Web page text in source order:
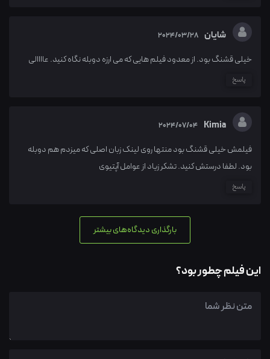
شایان 2024/03/28
خیلی قشنگ بود. از معدود فیلم هایی که می ارزه دوبله نگاه کنید. عاااالی
پاسخ
Kimia
2024/07/04
فیلمش خیلی قشنگ بود منتها روی لینک زبان اصلی که میزدم هم دوبله
بود. لطفا درستش کنید. تشکر زیاد از عوامل آپتیوی
پاسخ
بارگذاری دیدگاه‌های بیشتر
این فیلم چطور بود؟